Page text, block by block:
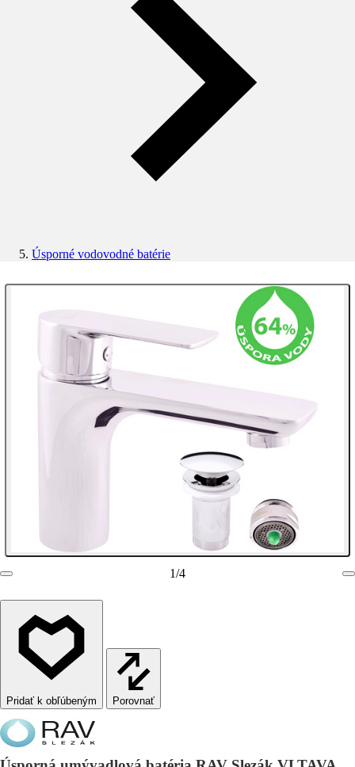
Úsporné vodovodné batérie
1/4
Porovnať